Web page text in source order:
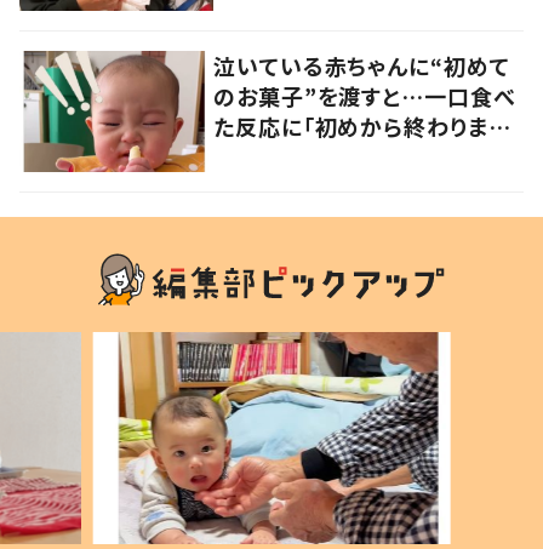
泣いている赤ちゃんに“初めて
のお菓子”を渡すと…一口食べ
た反応に「初めから終わりまで